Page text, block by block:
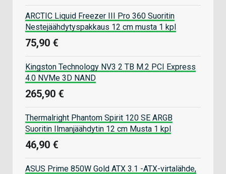
ARCTIC Liquid Freezer III Pro 360 Suoritin
Nestejäähdytyspakkaus 12 cm musta 1 kpl
75,90 €
Kingston Technology NV3 2 TB M.2 PCI Express
4.0 NVMe 3D NAND
265,90 €
Thermalright Phantom Spirit 120 SE ARGB
Suoritin Ilmanjäähdytin 12 cm Musta 1 kpl
46,90 €
ASUS Prime 850W Gold ATX 3.1 -ATX-virtalähde,